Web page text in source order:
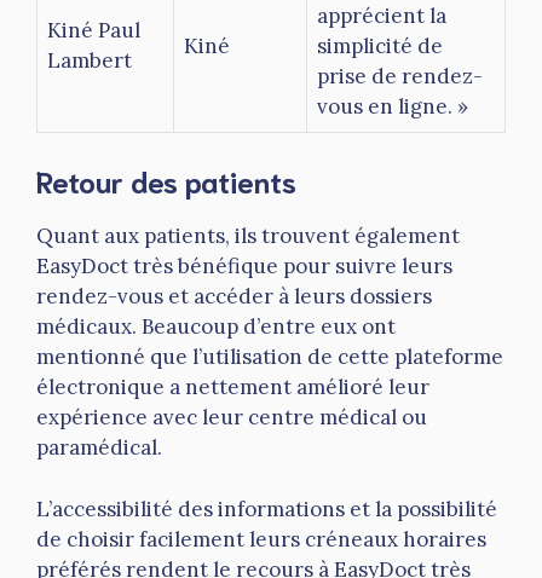
Kiné Paul
Lambert
Kiné
apprécient la
simplicité de
prise de rendez-
vous en ligne. »
Retour des patients
Quant aux patients, ils trouvent également
EasyDoct très bénéfique pour suivre leurs
rendez-vous et accéder à leurs dossiers
médicaux. Beaucoup d’entre eux ont
mentionné que l’utilisation de cette plateforme
électronique a nettement amélioré leur
expérience avec leur centre médical ou
paramédical.
L’accessibilité des informations et la possibilité
de choisir facilement leurs créneaux horaires
préférés rendent le recours à EasyDoct très